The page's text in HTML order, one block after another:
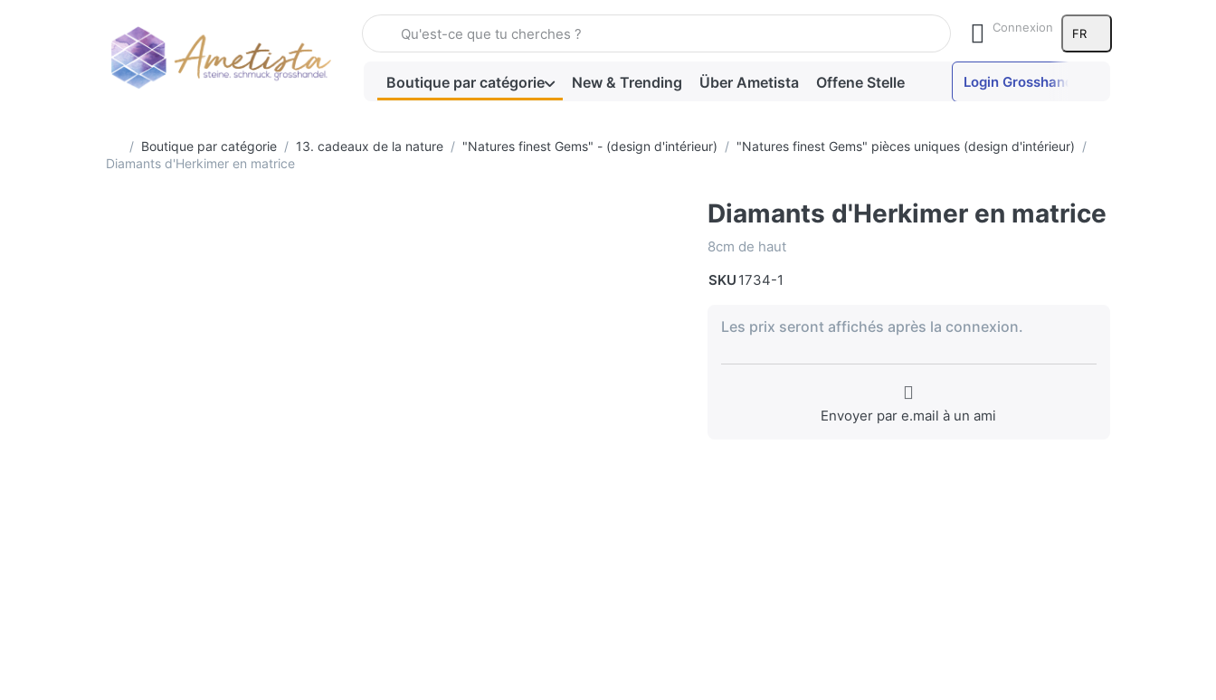
Enter a search term. Press the Enter key to view all the results. Connexion FR
Boutique par catégorie New & Trending Über Ametista Offene Stelle Login Grosshandel
Accueil
Boutique par catégorie 13. cadeaux de la nature "Natures finest Gems" - (design d'intérieur)
"Natures finest Gems" pièces uniques (design d'intérieur)
Diamants d'Herkimer en matrice
Diamants d'Herkimer en matrice
8cm de haut
SKU 1734-1
Les prix seront affichés après la connexion.
Envoyer par e.mail à un ami